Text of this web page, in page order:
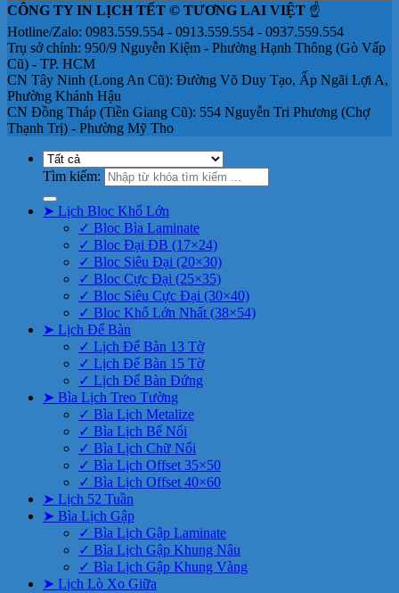
CÔNG TY IN LỊCH TẾT © TƯƠNG LAI VIỆT ☝️
Hotline/Zalo: 0983.559.554 - 0913.559.554 - 0937.559.554
Trụ sở chính: 950/9 Nguyễn Kiệm - Phường Hạnh Thông (Gò Vấp
Cũ) - TP. HCM
CN Tây Ninh (Long An Cũ): Đường Võ Duy Tạo, Ấp Ngãi Lợi A,
Phường Khánh Hậu
CN Đồng Tháp (Tiền Giang Cũ): 554 Nguyễn Tri Phương (Chợ
Thạnh Trị) - Phường Mỹ Tho
Tìm kiếm:
➤ Lịch Bloc Khổ Lớn
✓ Bloc Bìa Laminate
✓ Bloc Đại ĐB (17×24)
✓ Bloc Siêu Đại (20×30)
✓ Bloc Cực Đại (25×35)
✓ Bloc Siêu Cực Đại (30×40)
✓ Bloc Khổ Lớn Nhất (38×54)
➤ Lịch Để Bàn
✓ Lịch Để Bàn 13 Tờ
✓ Lịch Để Bàn 15 Tờ
✓ Lịch Để Bàn Đứng
➤ Bìa Lịch Treo Tường
✓ Bìa Lịch Metalize
✓ Bìa Lịch Bế Nổi
✓ Bìa Lịch Chữ Nổi
✓ Bìa Lịch Offset 35×50
✓ Bìa Lịch Offset 40×60
➤ Lịch 52 Tuần
➤ Bìa Lịch Gập
✓ Bìa Lịch Gập Laminate
✓ Bìa Lịch Gập Khung Nâu
✓ Bìa Lịch Gập Khung Vàng
➤ Lịch Lò Xo Giữa